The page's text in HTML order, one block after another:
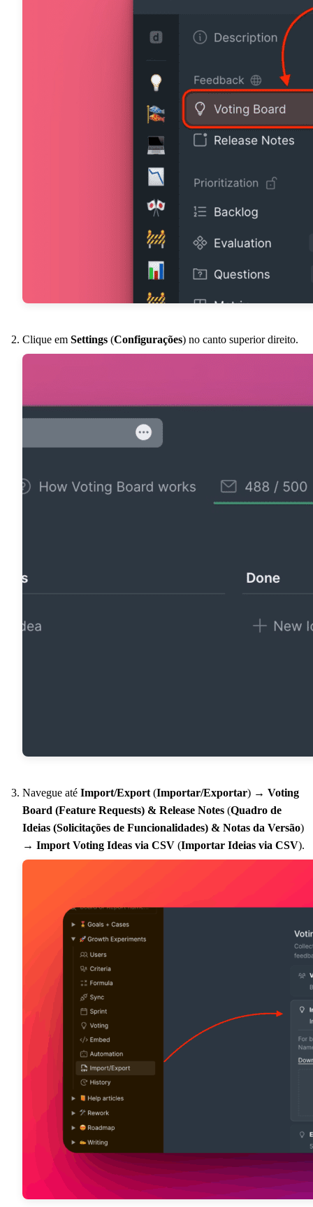
Clique em Settings (Configurações) no canto superior direito.
Navegue até Import/Export (Importar/Exportar) → Voting
Board (Feature Requests) & Release Notes (Quadro de
Ideias (Solicitações de Funcionalidades) & Notas da Versão)
→ Import Voting Ideas via CSV (Importar Ideias via CSV).